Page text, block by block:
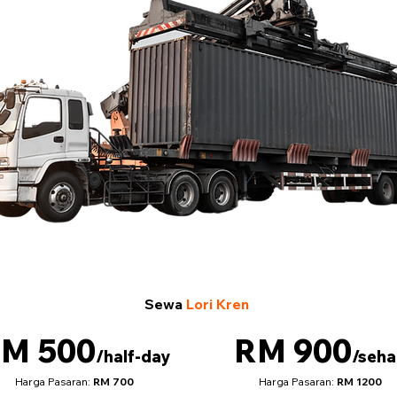
Sewa Lori Kren
RM 900/
Harga Pasaran: RM 1200
500/half-day
Harga Pasaran: RM 700